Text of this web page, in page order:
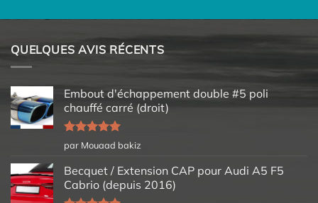
QUELQUES AVIS RÉCENTS
Embout d'échappement double #5 poli
chauffé carré (droit)
Note5sur
5
par Mouaad bakiz
Becquet / Extension CAP pour Audi A5 F5
Cabrio (depuis 2016)